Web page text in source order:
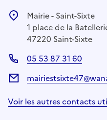
Mairie - Saint-Sixte
1 place de la
47220 Saint-Sixte
05 53 87 31 60
Voir les autres contacts